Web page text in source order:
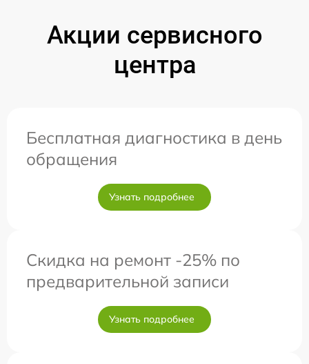
Акции сервисного
центра
Бесплатная диагностика в день
обращения
Узнать подробнее
Скидка на ремонт -25% по
предварительной записи
Узнать подробнее